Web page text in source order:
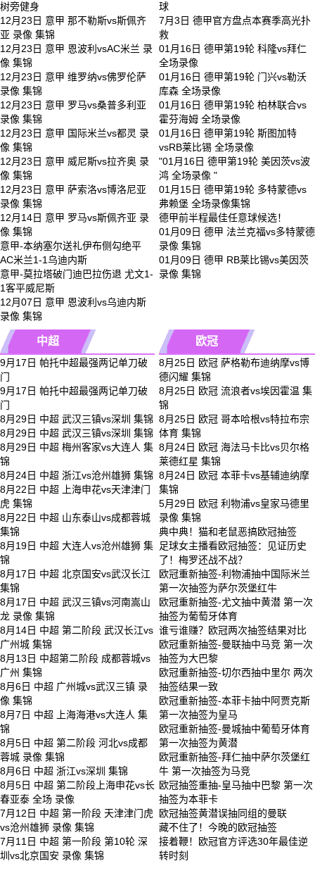
树旁健身
12月23日 意甲 那不勒斯vs斯佩齐
亚 录像 集锦
12月23日 意甲 恩波利vsAC米兰 录
像 集锦
12月23日 意甲 维罗纳vs佛罗伦萨
录像 集锦
12月23日 意甲 罗马vs桑普多利亚
录像 集锦
12月23日 意甲 国际米兰vs都灵 录
像 集锦
12月23日 意甲 威尼斯vs拉齐奥 录
像 集锦
12月23日 意甲 萨索洛vs博洛尼亚
录像 集锦
12月14日 意甲 罗马vs斯佩齐亚 录
像 集锦
意甲-本纳塞尔送礼伊布侧勾绝平
AC米兰1-1乌迪内斯
意甲-莫拉塔破门迪巴拉伤退 尤文1-
1客平威尼斯
12月07日 意甲 恩波利vs乌迪内斯
录像 集锦
球
7月3日 德甲官方盘点本赛季高光扑
救
01月16日 德甲第19轮 科隆vs拜仁
全场录像
01月16日 德甲第19轮 门兴vs勒沃
库森 全场录像
01月16日 德甲第19轮 柏林联合vs
霍芬海姆 全场录像
01月16日 德甲第19轮 斯图加特
vsRB莱比锡 全场录像
"01月16日 德甲第19轮 美因茨vs波
鸿 全场录像 "
01月15日 德甲第19轮 多特蒙德vs
弗赖堡 全场录像集锦
德甲前半程最佳任意球候选！
01月09日 德甲 法兰克福vs多特蒙德
录像 集锦
01月09日 德甲 RB莱比锡vs美因茨
录像 集锦
中超
9月17日 帕托中超最强两记单刀破
门
9月17日 帕托中超最强两记单刀破
门
8月29日 中超 武汉三镇vs深圳 集锦
8月29日 中超 武汉三镇vs深圳 集锦
8月29日 中超 梅州客家vs大连人 集
锦
8月24日 中超 浙江vs沧州雄狮 集锦
8月22日 中超 上海申花vs天津津门
虎 集锦
8月22日 中超 山东泰山vs成都蓉城
集锦
8月19日 中超 大连人vs沧州雄狮 集
锦
8月17日 中超 北京国安vs武汉长江
集锦
8月17日 中超 武汉三镇vs河南嵩山
龙 录像 集锦
8月14日 中超 第二阶段 武汉长江vs
广州城 集锦
8月13日 中超第二阶段 成都蓉城vs
广州 集锦
8月6日 中超 广州城vs武汉三镇 录
像 集锦
8月7日 中超 上海海港vs大连人 集
锦
8月5日 中超 第二阶段 河北vs成都
蓉城 录像 集锦
8月6日 中超 浙江vs深圳 集锦
8月5日 中超 第二阶段上海申花vs长
春亚泰 全场 录像
7月12日 中超 第一阶段 天津津门虎
vs沧州雄狮 录像 集锦
7月11日 中超 第一阶段 第10轮 深
圳vs北京国安 录像 集锦
欧冠
8月25日 欧冠 萨格勒布迪纳摩vs博
德闪耀 集锦
8月25日 欧冠 流浪者vs埃因霍温 集
锦
8月25日 欧冠 哥本哈根vs特拉布宗
体育 集锦
8月24日 欧冠 海法马卡比vs贝尔格
莱德红星 集锦
8月24日 欧冠 本菲卡vs基辅迪纳摩
集锦
5月29日 欧冠 利物浦vs皇家马德里
录像 集锦
典中典！猫和老鼠恶搞欧冠抽签
足球女主播看欧冠抽签：见证历史
了！梅罗还战不战？
欧冠重新抽签-利物浦抽中国际米兰
第一次抽签为萨尔茨堡红牛
欧冠重新抽签-尤文抽中黄潜 第一次
抽签为葡萄牙体育
谁亏谁赚？欧冠两次抽签结果对比
欧冠重新抽签-曼联抽中马竞 第一次
抽签为大巴黎
欧冠重新抽签-切尔西抽中里尔 两次
抽签结果一致
欧冠重新抽签-本菲卡抽中阿贾克斯
第一次抽签为皇马
欧冠重新抽签-曼城抽中葡萄牙体育
第一次抽签为黄潜
欧冠重新抽签-拜仁抽中萨尔茨堡红
牛 第一次抽签为马竞
欧冠抽签重抽-皇马抽中巴黎 第一次
抽签为本菲卡
欧冠抽签黄潜误抽同组的曼联
藏不住了！今晚的欧冠抽签
接着鞭！欧冠官方评选30年最佳逆
转时刻